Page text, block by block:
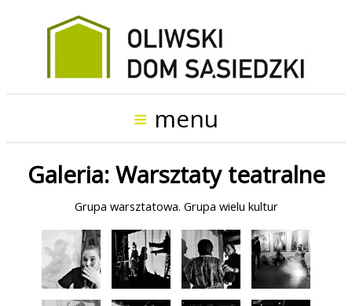
Wydarzenia
Włącz
się
do
działania!
≡ menu
Galeria: Warsztaty teatralne
Grupa warsztatowa. Grupa wielu kultur